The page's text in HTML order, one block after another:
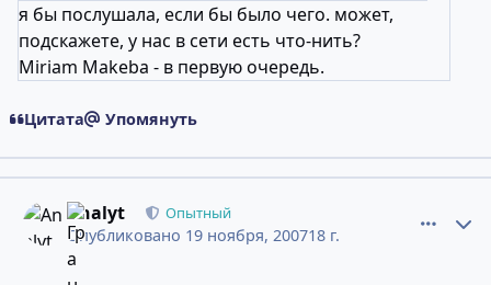
я бы послушала, если бы было чего. может,
подскажете, у нас в сети есть что-нить?
Miriam Makeba - в первую очередь.
Цитата Упомянуть
Analyt Опытный
Опубликовано 19 ноября, 200718 г.